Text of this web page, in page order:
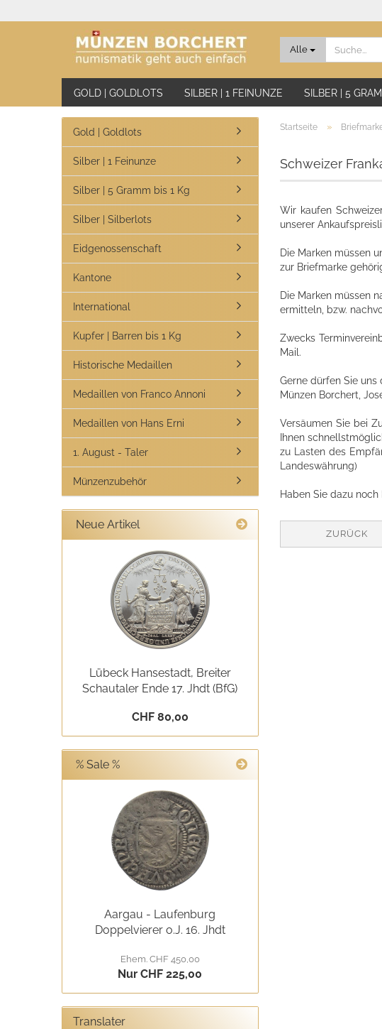
Alle
GOLD | GOLDLOTS SILBER | 1 FEINUNZE SILBER | 5
Startseite »
Schweizer
Wir kaufen
unserer
Die Marken müssen
zur Briefmarke
Die Marken müssen
ermitteln, bzw.
Zwecks
Mail.
Gerne dürfen Sie uns
Münzen Borchert,
Versäumen Sie bei
Ihnen
zu Lasten des
Landeswährung)
Haben Sie dazu noch
ZURÜCK
Gold | Goldlots
Silber | 1 Feinunze
Silber | 5 Gramm bis 1 Kg
Silber | Silberlots
Eidgenossenschaft
Kantone
International
Kupfer | Barren bis 1 Kg
Historische Medaillen
Medaillen von Franco Annoni
Medaillen von Hans Erni
1. August - Taler
Münzenzubehör
Neue Artikel
Lübeck Hansestadt, Breiter
Schautaler Ende 17. Jhdt (BfG)
CHF 80,00
% Sale %
Aargau - Laufenburg
Doppelvierer o.J. 16. Jhdt
Ehem. CHF 450,00
Nur CHF 225,00
Translater